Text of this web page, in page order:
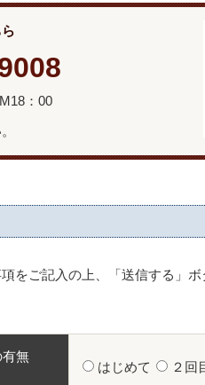
：00
をご記入の上、「送信する」
有無
はじめて ２回